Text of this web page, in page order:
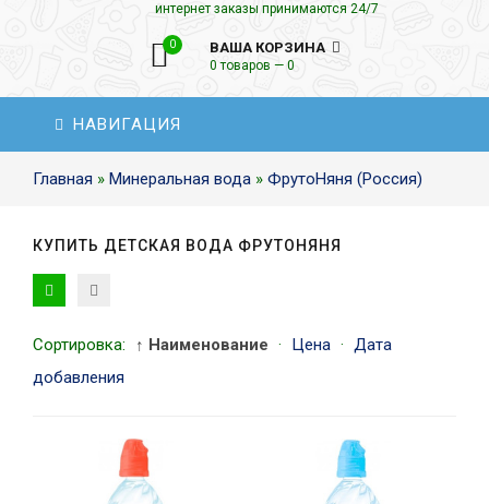
интернет заказы принимаются 24/7
0 ВАША КОРЗИНА
0 товаров — 0
НАВИГАЦИЯ
Главная » Минеральная вода » ФрутоНяня (Россия)
КУПИТЬ ДЕТСКАЯ ВОДА ФРУТОНЯНЯ
Сортировка: ↑ Наименование · Цена · Дата
добавления